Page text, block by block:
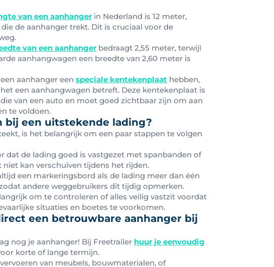
van een aanhanger in Nederland is 12 meter,
de aanhanger trekt. Dit is cruciaal voor de
van een aanhanger bedraagt 2,55 meter, terwijl
aanhangwagen een breedte van 2,60 meter is
aanhanger een speciale kentekenplaat hebben,
een aanhangwagen betreft. Deze kentekenplaat is
van een auto en moet goed zichtbaar zijn om aan
te voldoen.
bij een uitstekende lading?
is het belangrijk om een paar stappen te volgen
dat de lading goed is vastgezet met spanbanden of
niet kan verschuiven tijdens het rijden.
een markeringsbord als de lading meer dan één
andere weggebruikers dit tijdig opmerken.
om te controleren of alles veilig vastzit voordat
situaties en boetes te voorkomen.
een betrouwbare aanhanger bij
nog je aanhanger! Bij Freetrailer huur je eenvoudig
korte of lange termijn.
van meubels, bouwmaterialen, of